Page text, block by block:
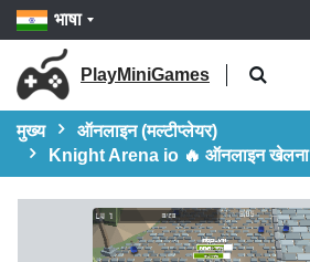
भाषा
PlayMiniGames
मुख्य
ऑनलाइन (मल्टीप्लेयर)
Knight Arena io 🔥 ऑनलाइन खेलना